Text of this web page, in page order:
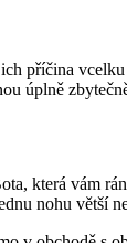
úplně
která vám
nohu větší